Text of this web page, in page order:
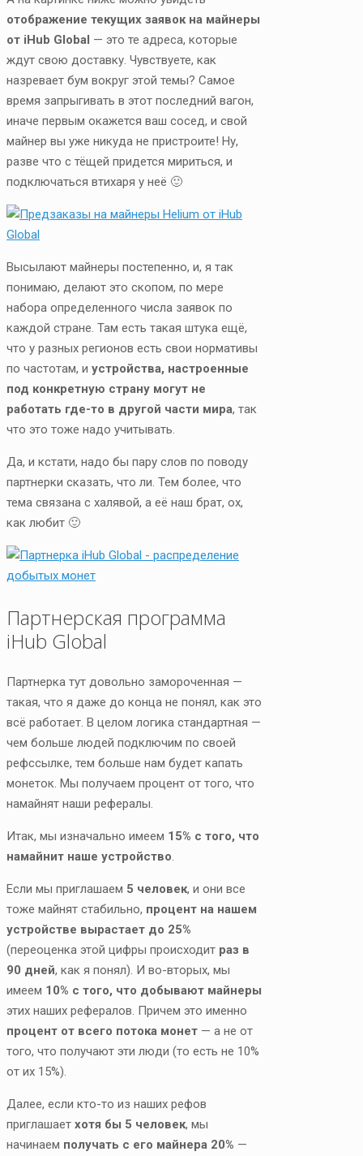
отображение текущих заявок на майнеры
от iHub Global — это те адреса, которые
ждут свою доставку. Чувствуете, как
назревает бум вокруг этой темы? Самое
время запрыгивать в этот последний вагон,
иначе первым окажется ваш сосед, и свой
майнер вы уже никуда не пристроите! Ну,
разве что с тёщей придется мириться, и
подключаться втихаря у неё 🙂
Высылают майнеры постепенно, и, я так
понимаю, делают это скопом, по мере
набора определенного числа заявок по
каждой стране. Там есть такая штука ещё,
что у разных регионов есть свои нормативы
по частотам, и устройства, настроенные
под конкретную страну могут не
работать где-то в другой части мира, так
что это тоже надо учитывать.
Да, и кстати, надо бы пару слов по поводу
партнерки сказать, что ли. Тем более, что
тема связана с халявой, а её наш брат, ох,
как любит 🙂
Партнерская программа
iHub Global
Партнерка тут довольно замороченная —
такая, что я даже до конца не понял, как это
всё работает. В целом логика стандартная —
чем больше людей подключим по своей
рефссылке, тем больше нам будет капать
монеток. Мы получаем процент от того, что
намайнят наши рефералы.
Итак, мы изначально имеем 15% с того, что
намайнит наше устройство
Если мы приглашаем 5 человек, и они все
тоже майнят стабильно, процент на нашем
устройстве вырастает до 25%
(переоценка этой цифры происходит раз в
90 дней, как я понял). И во-вторых, мы
имеем 10% с того, что добывают майнеры
этих наших рефералов. Причем это именно
процент от всего потока монет — а не от
того, что получают эти люди (то есть не 10%
от их 15%).
Далее, если кто-то из наших рефов
приглашает хотя бы 5 человек, мы
начинаем получать с его майнера 20% —